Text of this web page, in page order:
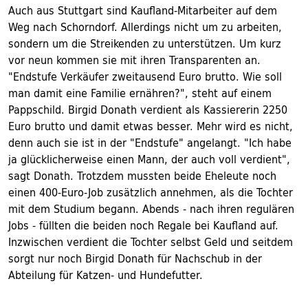
Auch aus Stuttgart sind Kaufland-Mitarbeiter auf dem
Weg nach Schorndorf. Allerdings nicht um zu arbeiten,
sondern um die Streikenden zu unterstützen. Um kurz
vor neun kommen sie mit ihren Transparenten an.
"Endstufe Verkäufer zweitausend Euro brutto. Wie soll
man damit eine Familie ernähren?", steht auf einem
Pappschild. Birgid Donath verdient als Kassiererin 2250
Euro brutto und damit etwas besser. Mehr wird es nicht,
denn auch sie ist in der "Endstufe" angelangt. "Ich habe
ja glücklicherweise einen Mann, der auch voll verdient",
sagt Donath. Trotzdem mussten beide Eheleute noch
einen 400-Euro-Job zusätzlich annehmen, als die Tochter
mit dem Studium begann. Abends - nach ihren regulären
Jobs - füllten die beiden noch Regale bei Kaufland auf.
Inzwischen verdient die Tochter selbst Geld und seitdem
sorgt nur noch Birgid Donath für Nachschub in der
Abteilung für Katzen- und Hundefutter.